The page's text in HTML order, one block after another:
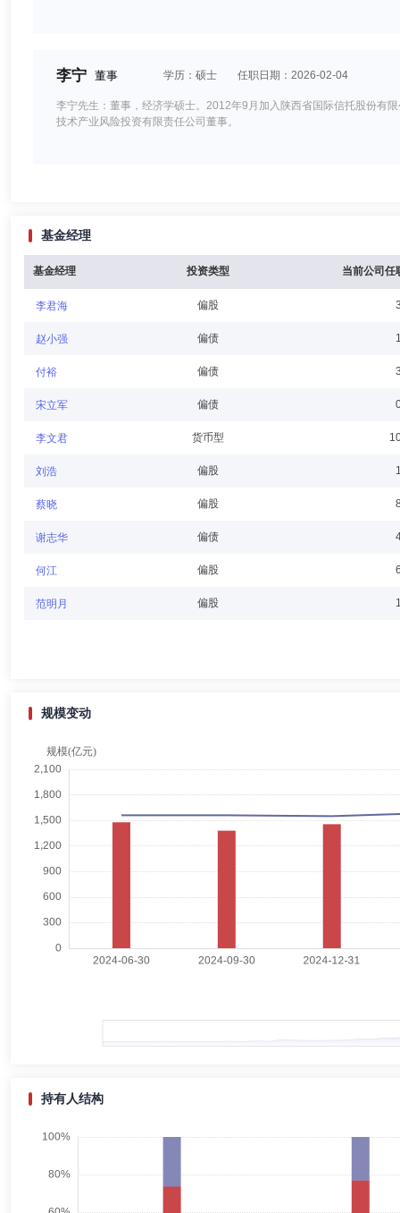
李宁 董事 学历：硕士 任职日期：2026-02-04
李宁先生：董事，经济学硕士。2012年9月加入陕西省国际信托股份有
技术产业风险投资有限责任公司董事。
孙小琳女士：董事，工商管理学士。历任法国巴黎银行销售，贝莱德新
主管兼行政总裁(CEO)。
郑智军 董事,总经理（总裁）,投资决策委员会成员 学历
郑智军先生：中国，硕士学位。自2002年4月至2017年11月在中国民
赵治平 学历：本科
赵治平先生：董事，文学学士。历任摩根大通公司副总裁，北美花旗
丁辉 董事会秘书,财务总监 任职日期：
吕益民先生：1962年出生，汉族，山西永济人，博士研究生，高级工
资产管理部主任兼国融资产管理公司总经理（法人代表）、金融投资部
有限公司总裁、副董事长。现任中国海外控股集团有限公司首席经济学
于学会先生：独立董事，学士。从事过10年企业经营管理工作。历任
谭小芬先生：独立董事，经济学博士。曾任中央财经大学金融学院讲
办公室主任、中央财经大学发展规划处处长、学科建设办公室主任等
基金经理
基金经理 投资类型 当前公司任
李君海 偏股
赵小强 偏债
付裕 偏债
宋立军 偏债
李文君 货币型
刘浩 偏股
蔡晓 偏股
谢志华 偏债
何江 偏股
范明月 偏股
规模变动
持有人结构